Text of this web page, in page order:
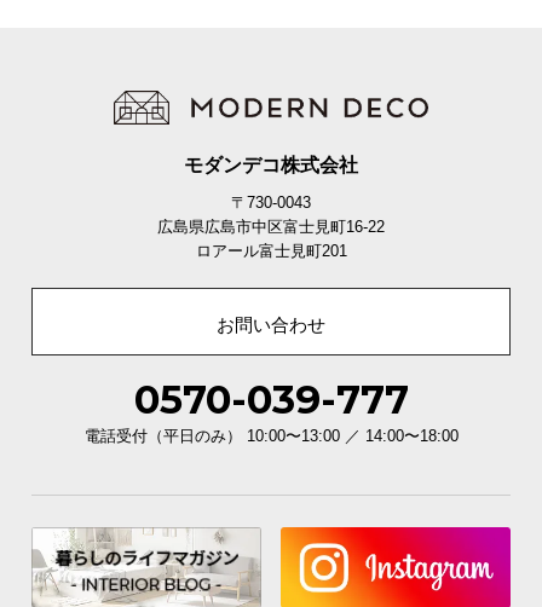
モダンデコ株式会社
〒730-0043
広島県広島市中区富士見町16-22
ロアール富士見町201
お問い合わせ
0570-039-777
電話受付（平日のみ） 10:00〜13:00 ／ 14:00〜18:00